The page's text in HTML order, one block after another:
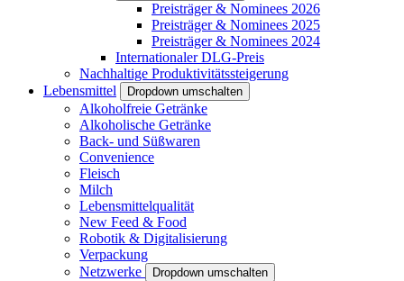
Preisträger & Nominees 2026
Preisträger & Nominees 2025
Preisträger & Nominees 2024
Internationaler DLG-Preis
Nachhaltige Produktivitätssteigerung
Lebensmittel
Dropdown umschalten
Alkoholfreie Getränke
Alkoholische Getränke
Back- und Süßwaren
Convenience
Fleisch
Milch
Lebensmittelqualität
New Feed & Food
Robotik & Digitalisierung
Verpackung
Netzwerke
Dropdown umschalten